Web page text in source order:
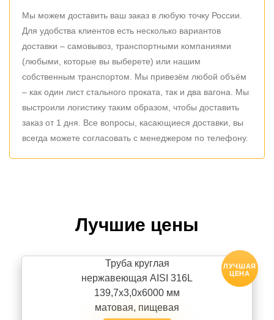
Мы можем доставить ваш заказ в любую точку России.
Для удобства клиентов есть несколько вариантов
доставки – самовывоз, транспортными компаниями
(любыми, которые вы выберете) или нашим
собственным транспортом. Мы привезём любой объём
– как один лист стального проката, так и два вагона. Мы
выстроили логистику таким образом, чтобы доставить
заказ от 1 дня. Все вопросы, касающиеся доставки, вы
всегда можете согласовать с менеджером по телефону.
Лучшие цены
Труба круглая
нержавеющая AISI 316L
139,7х3,0х6000 мм
матовая, пищевая
ЛУЧШАЯ
ЦЕНА